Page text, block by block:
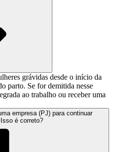
grávidas desde o início da
parto. Se for demitida nesse
ao trabalho ou receber uma
empresa (PJ) para continuar
é correto?